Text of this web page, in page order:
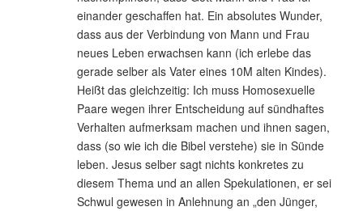
einander geschaffen hat. Ein absolutes Wunder,
dass aus der Verbindung von Mann und Frau
neues Leben erwachsen kann (ich erlebe das
gerade selber als Vater eines 10M alten Kindes).
Heißt das gleichzeitig: Ich muss Homosexuelle
Paare wegen ihrer Entscheidung auf sündhaftes
Verhalten aufmerksam machen und ihnen sagen,
dass (so wie ich die Bibel verstehe) sie in Sünde
leben. Jesus selber sagt nichts konkretes zu
diesem Thema und an allen Spekulationen, er sei
Schwul gewesen in Anlehnung an „den Jünger,